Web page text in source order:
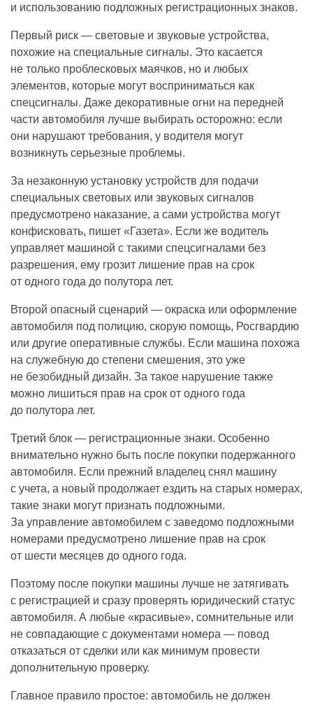
и использованию подложных регистрационных знаков.
Первый риск — световые и звуковые устройства,
похожие на специальные сигналы. Это касается
не только проблесковых маячков, но и любых
элементов, которые могут восприниматься как
спецсигналы. Даже декоративные огни на передней
части автомобиля лучше выбирать осторожно: если
они нарушают требования, у водителя могут
возникнуть серьезные проблемы.
За незаконную установку устройств для подачи
специальных световых или звуковых сигналов
предусмотрено наказание, а сами устройства могут
конфисковать, пишет «Газета». Если же водитель
управляет машиной с такими спецсигналами без
разрешения, ему грозит лишение прав на срок
от одного года до полутора лет.
Второй опасный сценарий — окраска или оформление
автомобиля под полицию, скорую помощь, Росгвардию
или другие оперативные службы. Если машина похожа
на служебную до степени смешения, это уже
не безобидный дизайн. За такое нарушение также
можно лишиться прав на срок от одного года
до полутора лет.
Третий блок — регистрационные знаки. Особенно
внимательно нужно быть после покупки подержанного
автомобиля. Если прежний владелец снял машину
с учета, а новый продолжает ездить на старых номерах,
такие знаки могут признать подложными.
За управление автомобилем с заведомо подложными
номерами предусмотрено лишение прав на срок
от шести месяцев до одного года.
Поэтому после покупки машины лучше не затягивать
с регистрацией и сразу проверять юридический статус
автомобиля. А любые «красивые», сомнительные или
не совпадающие с документами номера — повод
отказаться от сделки или как минимум провести
дополнительную проверку.
Главное правило простое: автомобиль не должен